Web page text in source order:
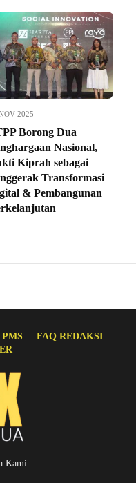
2025
Borong Dua
Nasional,
Kiprah sebagai
Transformasi
& Pembangunan
FAQ REDAKSI
Kami